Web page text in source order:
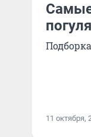
11 октября,